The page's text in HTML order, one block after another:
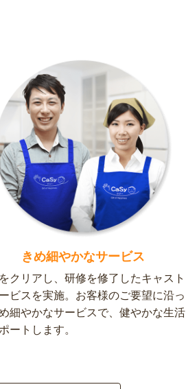
きめ細やかなサービス
クリアし、研修を修了したキャスト
ビスを実施。お客様のご要望に沿っ
細やかなサービスで、健やかな生活
ートします。